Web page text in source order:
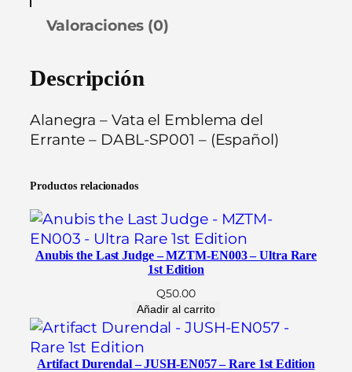
a
a
e
m
b
l
e
e
l
Valoraciones (0)
Descripción
Alanegra – Vata el Emblema del
Errante – DABL-SP001 – (Español)
Productos relacionados
Anubis the Last Judge – MZTM-EN003 – Ultra Rare
1st Edition
Q50.00
Añadir al carrito
Artifact Durendal – JUSH-EN057 – Rare 1st Edition